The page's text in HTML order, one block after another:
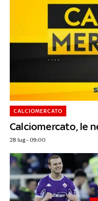
Calciomercato, le
CALCIOMERCATO
28 lug - 09:00